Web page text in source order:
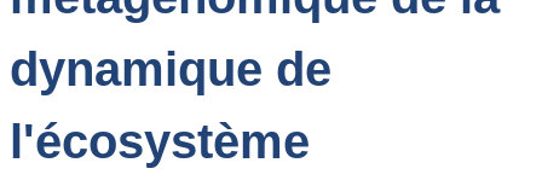
dynamique de
l'écosystème